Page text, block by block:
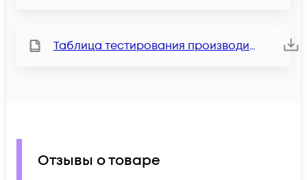
Таблица тестирования производительности
Отзывы о товаре